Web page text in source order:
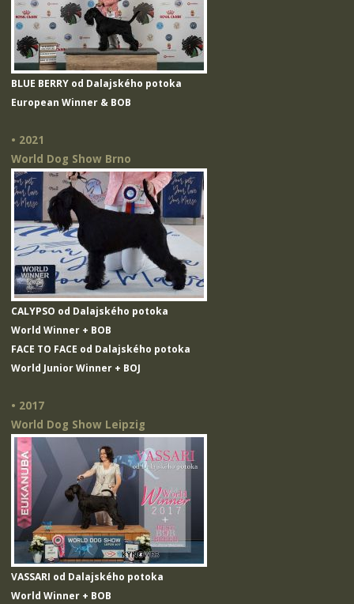
BLUE BERRY od Dalajského potoka
European Winner & BOB
• 2021
World Dog Show Brno
CALYPSO od Dalajského potoka
World Winner + BOB
FACE TO FACE od Dalajského potoka
World Junior Winner + BOJ
• 2017
World Dog Show Leipzig
VASSARI od Dalajského potoka
World Winner + BOB